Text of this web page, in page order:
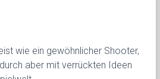
wie ein gewöhnlicher Shooter,
aber mit verrückten Ideen